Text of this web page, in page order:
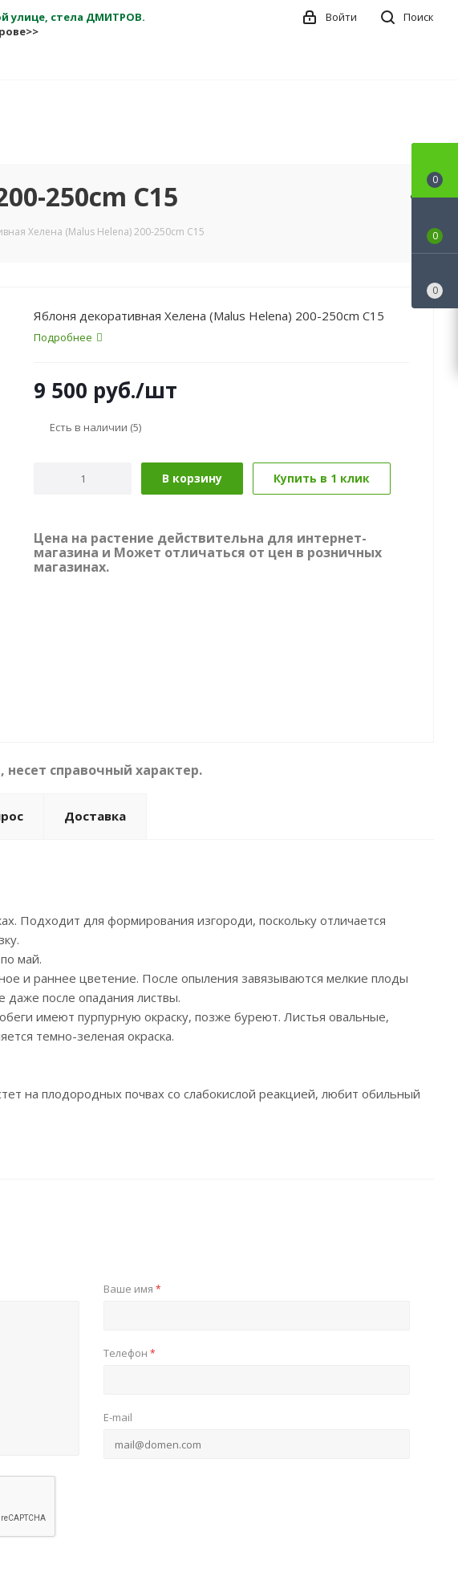
улице, стела ДМИТРОВ.
Поиск
Войти
250cm С15
Хелена (Malus Helena) 200-250cm С15
Яблоня декоративная Хелена (Malus Helena) 200-250cm С15
Подробнее
9 500 руб./шт
Есть в наличии (5)
В корзину Купить в 1 клик
Цена на растение действительна для интернет-
магазина и Может отличаться от цен в розничных
магазинах.
справочный характер.
Доставка
Подходит для формирования изгороди, поскольку отличается
май.
и раннее цветение. После опыления завязываются мелкие плоды
даже после опадания листвы.
имеют пурпурную окраску, позже буреют. Листья овальные,
темно-зеленая окраска.
на плодородных почвах со слабокислой реакцией, любит обильный
Ваше имя *
Телефон *
E-mail
0
0
0